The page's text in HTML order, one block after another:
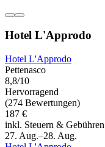
Hotel L'Approdo
Hotel L'Approdo
Pettenasco
8,8/10
Hervorragend
(274 Bewertungen)
187 €
inkl. Steuern & Gebühren
27. Aug.–28. Aug.